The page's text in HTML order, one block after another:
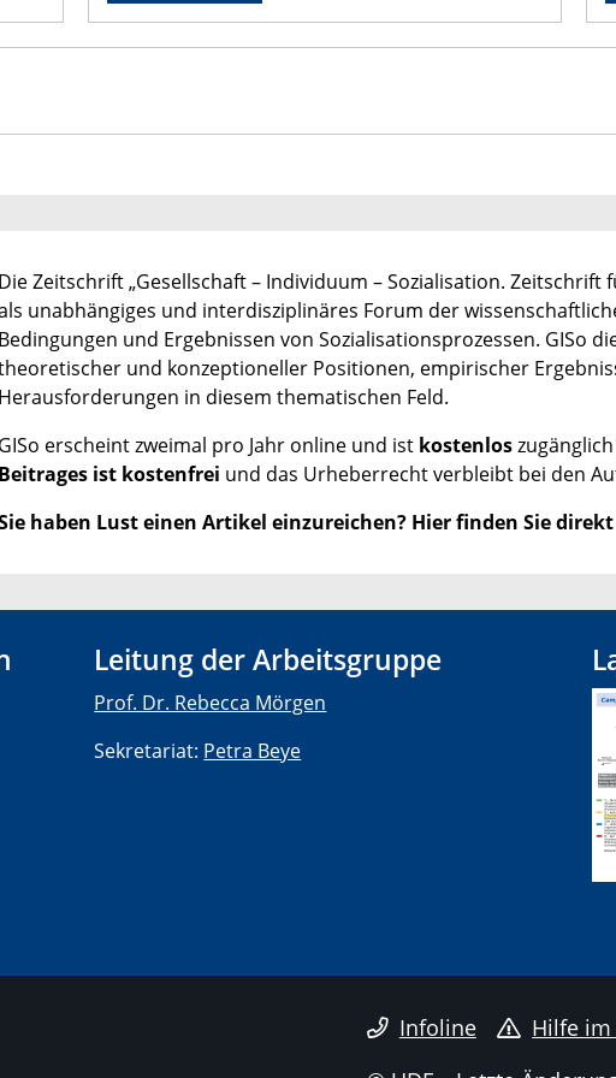
Die Zeitschrift „Gesellschaft – Individuum – Sozialisation. Zeitschrift
unabhängiges und interdisziplinäres Forum der
Bedingungen und Ergebnissen von Sozialisationsprozessen. GISo
und konzeptioneller Positionen, empirischer
Herausforderungen in diesem thematischen Feld.
GISo erscheint zweimal pro Jahr online und ist kostenlos
Beitrages ist kostenfrei und das Urheberrecht verbleibt bei den
haben Lust einen Artikel einzureichen? Hier finden Sie
Leitung der Arbeitsgruppe
Prof. Dr. Rebecca Mörgen
Sekretariat: Petra Beye
Infoline Hilfe